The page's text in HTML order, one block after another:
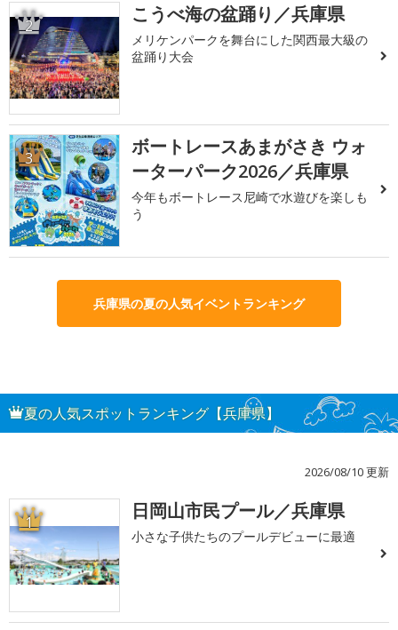
2 こうべ海の盆踊り／兵庫県
メリケンパークを舞台にした関西最大級の
盆踊り大会
3
ボートレースあまがさき ウォ
ーターパーク2026／兵庫県
今年もボートレース尼崎で水遊びを楽しも
う
兵庫県の夏の人気イベントランキング
夏の人気スポットランキング【兵庫県】
2026/08/10 更新
1 日岡山市民プール／兵庫県
小さな子供たちのプールデビューに最適